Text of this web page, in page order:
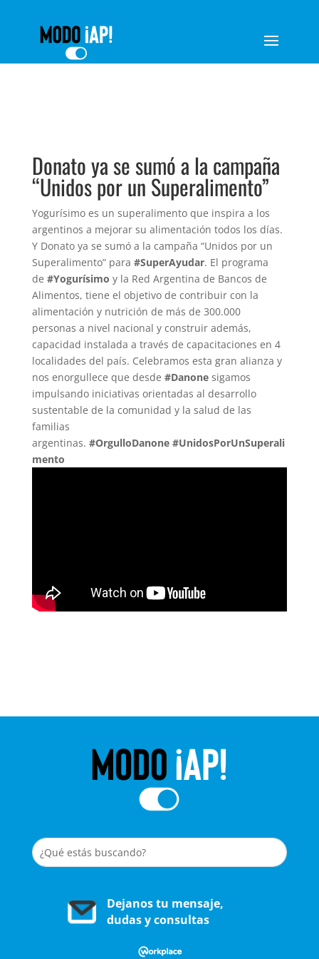
Donato ya se sumó a la campaña
“Unidos por un Superalimento”
Yogurísimo es un superalimento que inspira a los
argentinos a mejorar su alimentación todos los días.
Y Donato ya se sumó a la campaña “Unidos por un
Superalimento” para #SuperAyudar. El programa
de #Yogurísimo y la Red Argentina de Bancos de
Alimentos, tiene el objetivo de contribuir con la
alimentación y nutrición de más de 300.000
personas a nivel nacional y construir además,
capacidad instalada a través de capacitaciones en 4
localidades del país. Celebramos esta gran alianza y
nos enorgullece que desde #Danonesigamos
impulsando iniciativas orientadas al desarrollo
sustentable de la comunidad y la salud de las
familias
argentinas. #OrgulloDanone #UnidosPorUnSuperali
mento
Dejanos tu mensaje,
dudas y consultas